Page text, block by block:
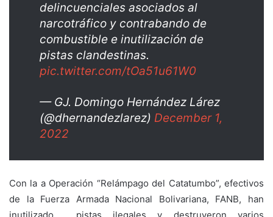
delincuenciales asociados al
narcotráfico y contrabando de
combustible e inutilización de
pistas clandestinas.
pic.twitter.com/tOa51u61W0
— GJ. Domingo Hernández Lárez
(@dhernandezlarez) December 1,
2022
Con la a Operación “Relámpago del Catatumbo”, efectivos
de la Fuerza Armada Nacional Bolivariana, FANB, han